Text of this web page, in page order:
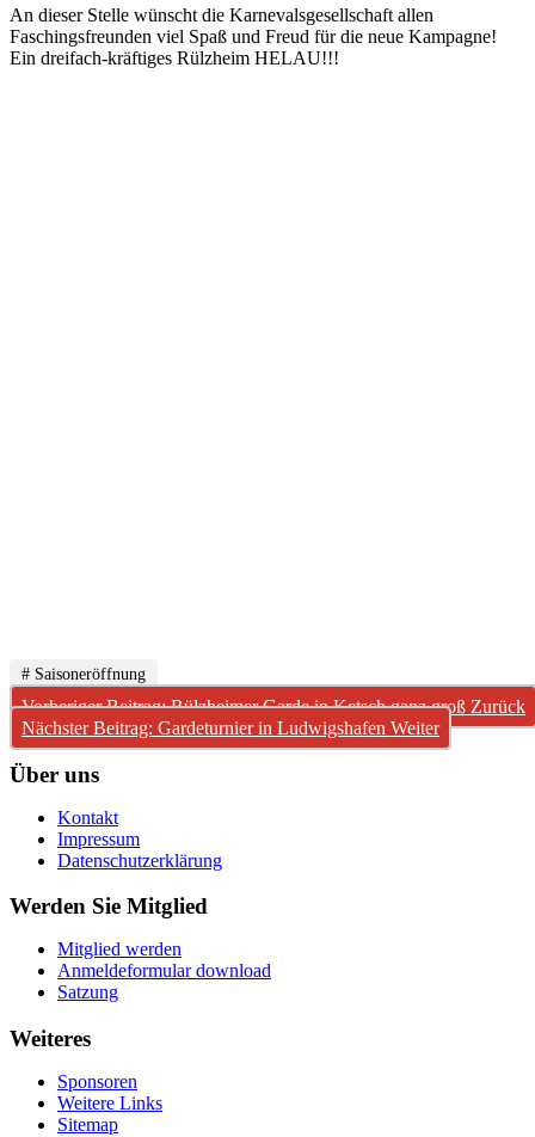
An dieser Stelle wünscht die Karnevalsgesellschaft allen
Faschingsfreunden viel Spaß und Freud für die neue Kampagne!
Ein dreifach-kräftiges Rülzheim HELAU!!!
# Saisoneröffnung
Vorheriger Beitrag: Rülzheimer Garde in Ketsch ganz groß Zurück
Nächster Beitrag: Gardeturnier in Ludwigshafen Weiter
Über uns
Kontakt
Impressum
Datenschutzerklärung
Werden Sie Mitglied
Mitglied werden
Anmeldeformular download
Satzung
Weiteres
Sponsoren
Weitere Links
Sitemap